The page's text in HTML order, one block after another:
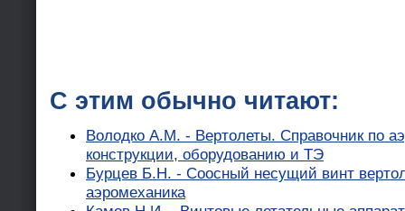
С этим обычно читают:
Володко А.М. - Вертолеты. Справочник по
конструкции, оборудованию и ТЭ
Бурцев Б.Н. - Соосный несущий винт
аэромеханика